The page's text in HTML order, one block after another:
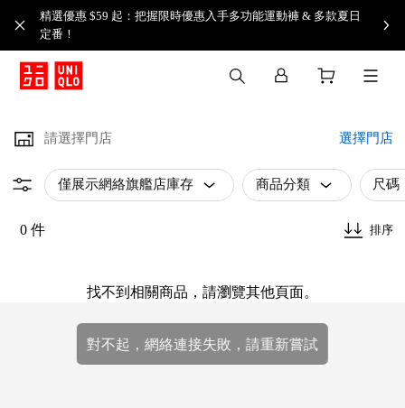
精選優惠 $59 起：把握限時優惠入手多功能運動褲 & 多款夏日
定番！​
請選擇門店 選擇門店
僅展示網絡旗艦店庫存 商品分類 尺碼
0 件 排序
找不到相關商品，請瀏覽其他頁面。
對不起，網絡連接失敗，請重新嘗試